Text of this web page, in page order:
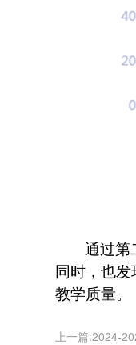
通过第
同时，也
教学质量。
上一篇:2024-